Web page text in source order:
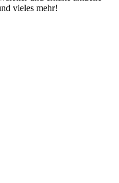
vieles mehr!